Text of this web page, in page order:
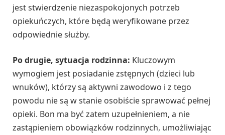
jest stwierdzenie niezaspokojonych potrzeb
opiekuńczych, które będą weryfikowane przez
odpowiednie służby.
Po drugie, sytuacja rodzinna: Kluczowym
wymogiem jest posiadanie zstępnych (dzieci lub
wnuków), którzy są aktywni zawodowo i z tego
powodu nie są w stanie osobiście sprawować pełnej
opieki. Bon ma być zatem uzupełnieniem, a nie
zastąpieniem obowiązków rodzinnych, umożliwiając